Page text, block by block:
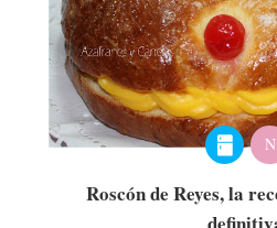
N
Roscón de Reyes, la